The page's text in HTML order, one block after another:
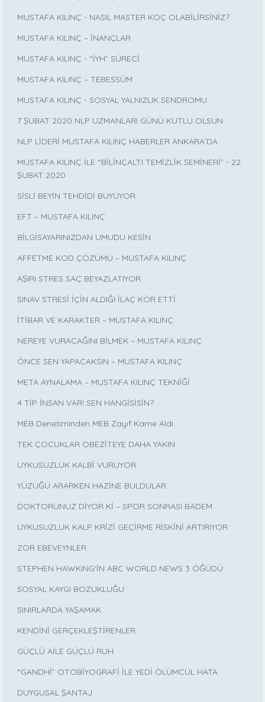
MUSTAFA KILINÇ - NASIL MASTER KOÇ OLABİLİRSİNİZ?
MUSTAFA KILINÇ – İNANÇLAR
MUSTAFA KILINÇ - “İYH” SÜRECİ
MUSTAFA KILINÇ – TEBESSÜM
MUSTAFA KILINÇ - SOSYAL YALNIZLIK SENDROMU
7 ŞUBAT 2020 NLP UZMANLARI GÜNÜ KUTLU OLSUN
NLP LİDERİ MUSTAFA KILINÇ HABERLER ANKARA’DA
MUSTAFA KILINÇ İLE “BİLİNÇALTI TEMİZLİK SEMİNERİ” - 22
ŞUBAT 2020
SİSLİ BEYİN TEHDİDİ BÜYÜYOR
EFT – MUSTAFA KILINÇ
BİLGİSAYARINIZDAN UMUDU KESİN
AFFETME KOD ÇÖZÜMÜ – MUSTAFA KILINÇ
AŞIRI STRES SAÇ BEYAZLATIYOR.
SINAV STRESİ İÇİN ALDIĞI İLAÇ KÖR ETTİ
İTİBAR VE KARAKTER – MUSTAFA KILINÇ
NEREYE VURACAĞINI BİLMEK – MUSTAFA KILINÇ
ÖNCE SEN YAPACAKSIN – MUSTAFA KILINÇ
META AYNALAMA – MUSTAFA KILINÇ TEKNİĞİ
4 TİP İNSAN VAR! SEN HANGİSİSİN?
MEB Denetiminden MEB Zayıf Karne Aldı…
TEK ÇOCUKLAR OBEZİTEYE DAHA YAKIN
UYKUSUZLUK KALBİ VURUYOR
YÜZÜĞÜ ARARKEN HAZİNE BULDULAR
DOKTORUNUZ DİYOR Kİ – SPOR SONRASI BADEM
UYKUSUZLUK KALP KRİZİ GEÇİRME RİSKİNİ ARTIRIYOR
ZOR EBEVEYNLER
STEPHEN HAWKING‘İN ABC WORLD NEWS 3 ÖĞÜDÜ
SOSYAL KAYGI BOZUKLUĞU
SINIRLARDA YAŞAMAK
KENDİNİ GERÇEKLEŞTİRENLER
GÜÇLÜ AİLE GÜÇLÜ RUH
“GANDHİ” OTOBİYOGRAFİ İLE YEDİ ÖLÜMCÜL HATA
DUYGUSAL ŞANTAJ